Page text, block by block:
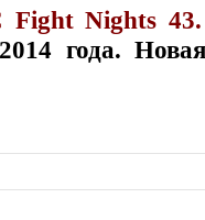
Fight Nights
года.